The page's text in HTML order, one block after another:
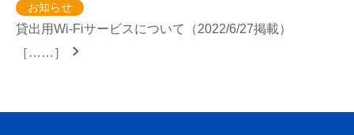
お知らせ
貸出用Wi-Fiサービスについて（2022/6/27掲載）
［……］